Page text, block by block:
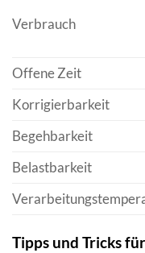
Verbrauch
Offene Zeit
Korrigierbarkeit
Begehbarkeit
Belastbarkeit
Tipps und Tricks